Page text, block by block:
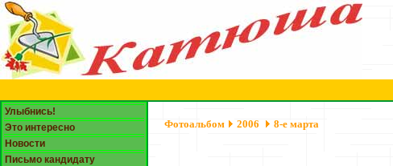
Улыбнись!
Это интересно
Новости
Письмо кандидату
Фотоальбом 2006 8-е марта